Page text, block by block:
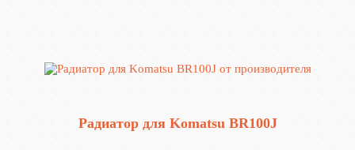
Радиатор для Komatsu BR100J